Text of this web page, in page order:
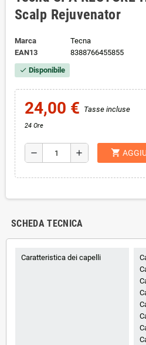
Scalp Rejuvenator
Marca
Tecna
EAN13
8388766455855
check Disponibile
24,00 € Tasse incluse
24 Ore
remove add shopping_cart
SCHEDA TECNICA
Caratteristica dei capelli